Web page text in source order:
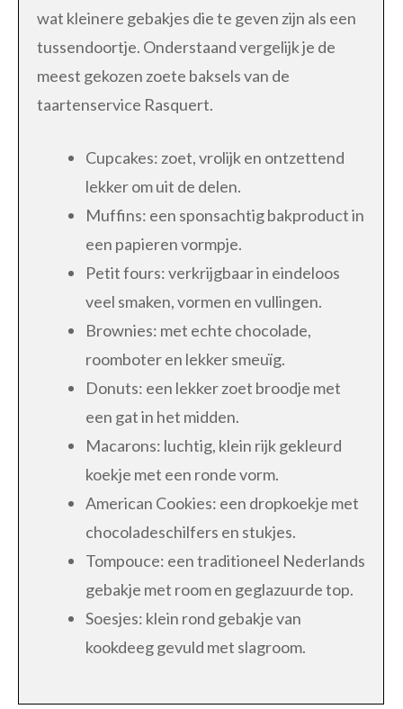
wat kleinere gebakjes die te geven zijn als een
tussendoortje. Onderstaand vergelijk je de
meest gekozen zoete baksels van de
taartenservice Rasquert.
Cupcakes: zoet, vrolijk en ontzettend
lekker om uit de delen.
Muffins: een sponsachtig bakproduct in
een papieren vormpje.
Petit fours: verkrijgbaar in eindeloos
veel smaken, vormen en vullingen.
Brownies: met echte chocolade,
roomboter en lekker smeuïg.
Donuts: een lekker zoet broodje met
een gat in het midden.
Macarons: luchtig, klein rijk gekleurd
koekje met een ronde vorm.
American Cookies: een dropkoekje met
chocoladeschilfers en stukjes.
Tompouce: een traditioneel Nederlands
gebakje met room en geglazuurde top.
Soesjes: klein rond gebakje van
kookdeeg gevuld met slagroom.